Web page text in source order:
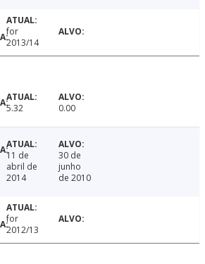
for
2013/14
5.32 0.00
11 de
abril de
2014
30 de
junho
de 2010
for
2012/13